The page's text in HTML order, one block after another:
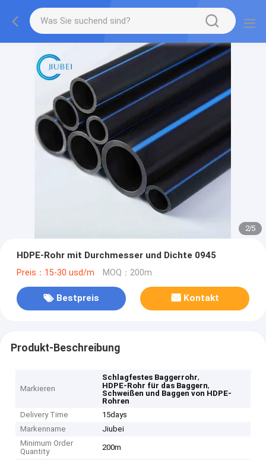
2/5
HDPE-Rohr mit Durchmesser und Dichte 0945
Preis：15-30 usd/m MOQ：200m
Bestpreis Kontakt
Produkt-Beschreibung
Markieren
Schlagfestes Baggerrohr,
HDPE-Rohr für das Baggern,
Schweißen und Baggen von HDPE-
Rohren
Delivery Time
15days
Markenname
Jiubei
Minimum Order
Quantity
200m